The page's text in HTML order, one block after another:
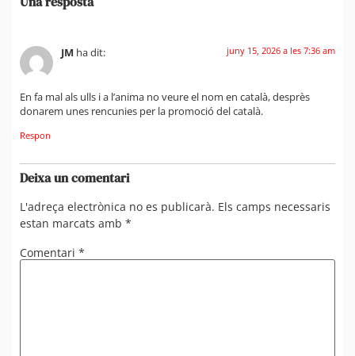
JM ha dit: juny 15, 2026 a les 7:36 am
En fa mal als ulls i a l’anima no veure el nom en català, desprès
donarem unes rencunies per la promoció del català.
Respon
Deixa un comentari
L'adreça electrònica no es publicarà. Els camps necessaris
estan marcats amb *
Comentari *